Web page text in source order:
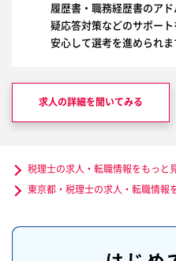
履歴書・職務経歴書のア
疑応答対策などのサポート
安心して選考を進められま
求人の詳細を聞いてみる
税理士の求人・転職情報をもっと
東京都・税理士の求人・転職情報